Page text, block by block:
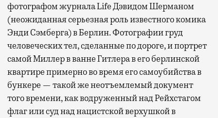
фотографом журнала Life Дэвидом Шерманом
(неожиданная серьезная роль известного комика
Энди Сэмберга) в Берлин. Фотографии груд
человеческих тел, сделанные по дороге, и портрет
самой Миллер в ванне Гитлера в его берлинской
квартире примерно во время его самоубийства в
бункере — такой же неотъемлемый документ
того времени, как водруженный над Рейхстагом
флаг или суд над нацистской верхушкой в